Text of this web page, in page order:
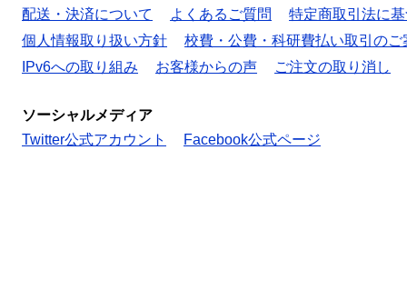
配送・決済について よくあるご質問
特定商取引法に
個人情報取り扱い方針
校費・公費・科研費払い取引のご
IPv6への取り組み
お客様からの声 ご注文の取り消し
ソーシャルメディア
Twitter公式アカウント
Facebook公式ページ